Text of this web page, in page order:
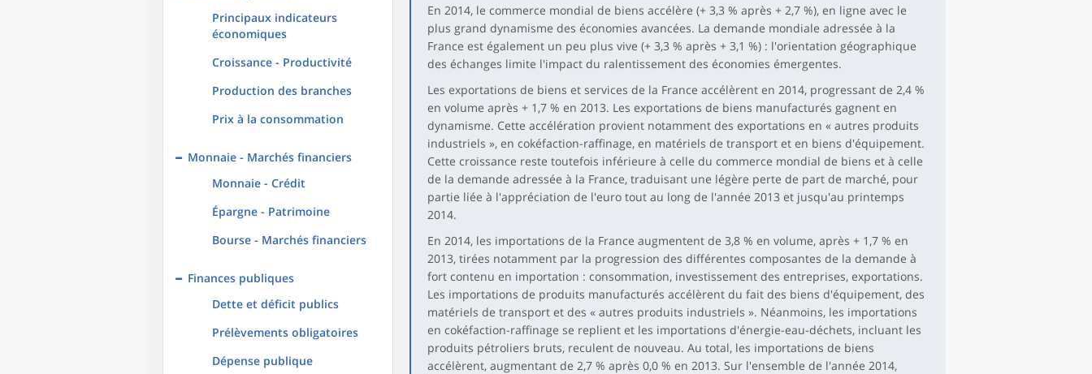
Principaux indicateurs
économiques
Croissance - Productivité
Production des branches
Prix à la consommation
Monnaie - Marchés financiers
Monnaie - Crédit
Épargne - Patrimoine
Bourse - Marchés financiers
Finances publiques
Dette et déficit publics
Prélèvements obligatoires
Dépense publique
En 2014, le commerce mondial de biens accélère (+ 3,3 % après + 2,7 %), en ligne avec le
plus grand dynamisme des économies avancées. La demande mondiale adressée à la
France est également un peu plus vive (+ 3,3 % après + 3,1 %) : l'orientation géographique
des échanges limite l'impact du ralentissement des économies émergentes.
Les exportations de biens et services de la France accélèrent en 2014, progressant de 2,4 %
en volume après + 1,7 % en 2013. Les exportations de biens manufacturés gagnent en
dynamisme. Cette accélération provient notamment des exportations en « autres produits
industriels », en cokéfaction-raffinage, en matériels de transport et en biens d'équipement.
Cette croissance reste toutefois inférieure à celle du commerce mondial de biens et à celle
de la demande adressée à la France, traduisant une légère perte de part de marché, pour
partie liée à l'appréciation de l'euro tout au long de l'année 2013 et jusqu'au printemps
2014.
En 2014, les importations de la France augmentent de 3,8 % en volume, après + 1,7 % en
2013, tirées notamment par la progression des différentes composantes de la demande à
fort contenu en importation : consommation, investissement des entreprises, exportations.
Les importations de produits manufacturés accélèrent du fait des biens d'équipement, des
matériels de transport et des « autres produits industriels ». Néanmoins, les importations
en cokéfaction-raffinage se replient et les importations d'énergie-eau-déchets, incluant les
produits pétroliers bruts, reculent de nouveau. Au total, les importations de biens
accélèrent, augmentant de 2,7 % après 0,0 % en 2013. Sur l'ensemble de l'année 2014,